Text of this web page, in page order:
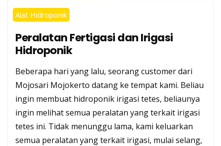
Alat Hidroponik
Peralatan Fertigasi dan Irigasi
Hidroponik
Beberapa hari yang lalu, seorang customer dari
Mojosari Mojokerto datang ke tempat kami. Beliau
ingin membuat hidroponik irigasi tetes, beliaunya
ingin melihat semua peralatan yang terkait irigasi
tetes ini. Tidak menunggu lama, kami keluarkan
semua peralatan yang terkait irigasi, mulai selang,